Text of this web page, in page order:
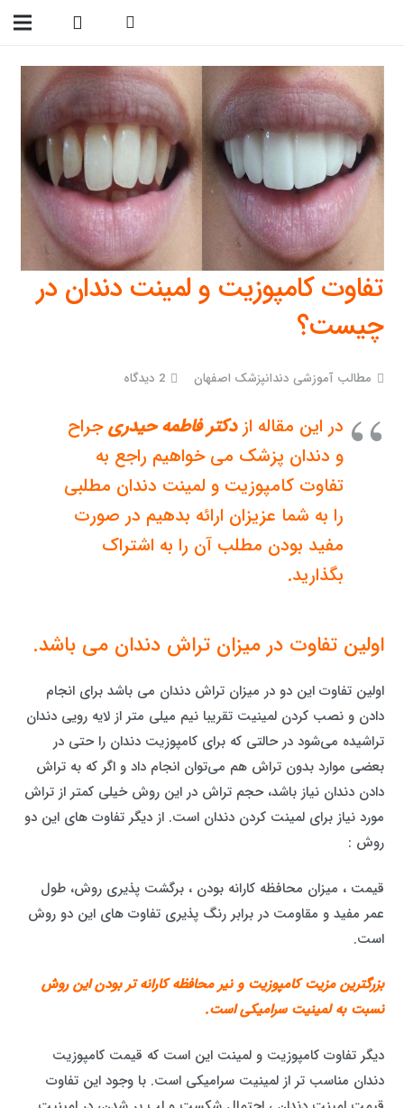
تفاوت کامپوزیت و لمینت دندان در
چیست؟
مطالب آموزشی دندانپزشک اصفهان 2 دیدگاه
در این مقاله از دکتر فاطمه حیدریجراح
و دندان پزشک می خواهیم راجع به
تفاوت کامپوزیت و لمینت دندان مطلبی
را به شما عزیزان ارائه بدهیم در صورت
مفید بودن مطلب آن را به اشتراک
بگذارید.
اولین تفاوت در میزان تراش دندان می باشد.
اولین تفاوت این دو در میزان تراش دندان می باشد برای انجام
دادن و نصب کردن لمینیت تقریبا نیم میلی متر از لایه رویی دندان
تراشیده می‌شود در حالتی که برای کامپوزیت دندان را حتی در
بعضی موارد بدون تراش هم می‌توان انجام داد و اگر که به تراش
دادن دندان نیاز باشد، حجم تراش در این روش خیلی کمتر از تراش
مورد نیاز برای لمینت کردن دندان است. از دیگر تفاوت های این دو
روش :
قیمت ، میزان محافظه کارانه بودن ، برگشت پذیری روش، طول
عمر مفید و مقاومت در برابر رنگ پذیری تفاوت های این دو روش
است.
بزرگترین مزیت کامپوزیت و نیر محافظه کارانه تر بودن این روش
نسبت به لمینیت سرامیکی است.
دیگر تفاوت کامپوزیت و لمینت این است که قیمت کامپوزیت
دندان مناسب تر از لمینیت سرامیکی است. با وجود این تفاوت